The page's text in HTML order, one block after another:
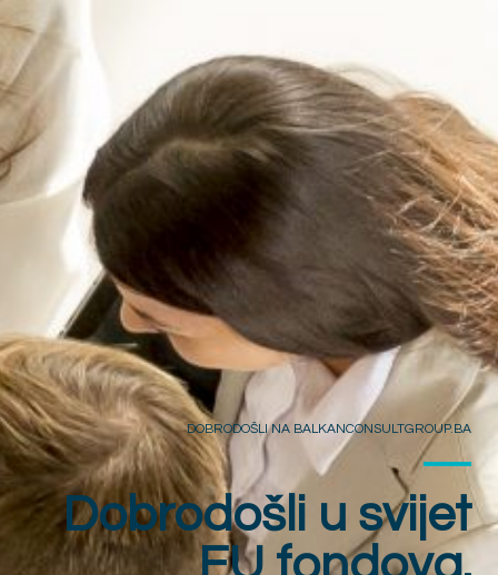
DOBRODOŠLI NA BALKANCONSULTGROUP.BA
Dobrodošli u svijet
EU fondova.